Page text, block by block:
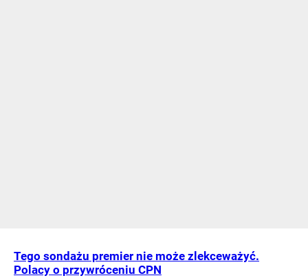
Tego sondażu premier nie może zlekceważyć.
Polacy o przywróceniu CPN